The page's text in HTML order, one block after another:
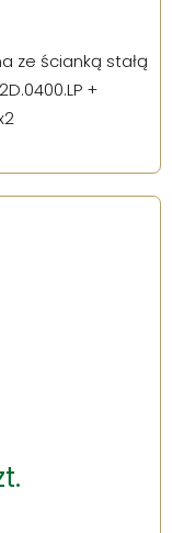
ze ścianką stałą
+